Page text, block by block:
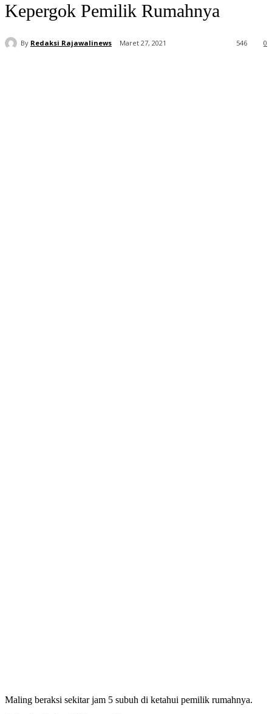
Kepergok Pemilik Rumahnya
By Redaksi Rajawalinews Maret 27, 2021 0
546
Maling beraksi sekitar jam 5 subuh di ketahui pemilik rumahnya.